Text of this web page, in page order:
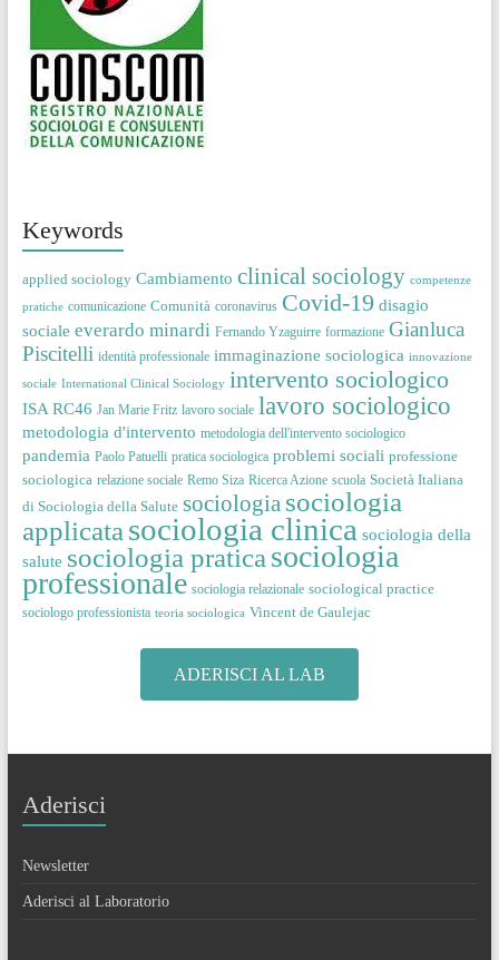
Keywords
applied sociology Cambiamento clinical sociology competenze
pratiche comunicazione Comunità coronavirus Covid-19 disagio
sociale everardo minardi Fernando Yzaguirre formazione Gianluca
Piscitelli identità professionale immaginazione sociologica innovazione
sociale International Clinical Sociology intervento sociologico
ISA RC46 Jan Marie Fritz lavoro sociale lavoro sociologico
metodologia d'intervento metodologia dell'intervento sociologico
pandemia Paolo Patuelli pratica sociologica problemi sociali professione
sociologica relazione sociale Remo Siza Ricerca Azione scuola Società Italiana
di Sociologia della Salute sociologia sociologia
applicata sociologia clinica sociologia della
salute sociologia pratica sociologia
professionale sociologia relazionale sociological practice
sociologo professionista teoria sociologica Vincent de Gaulejac
ADERISCI AL LAB
Aderisci
Newsletter
Aderisci al Laboratorio